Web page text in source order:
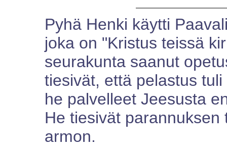
Pyhä Henki käytti
joka on "Kristus teissä
seurakunta saanut
tiesivät, että pelastus
he palvelleet Jeesusta
He tiesivät
armon.